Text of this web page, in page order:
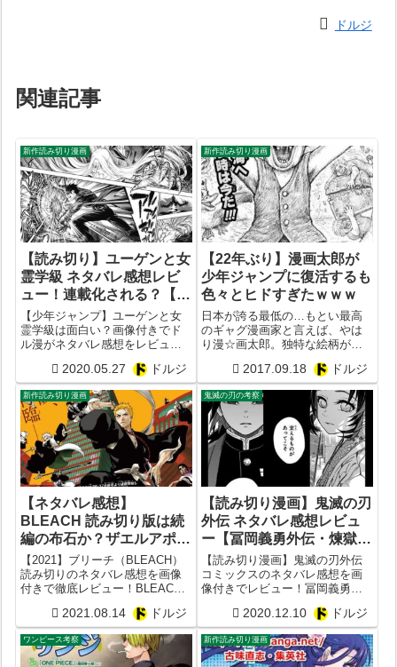
ドルジ
関連記事
新作読み切り漫画
【読み切り】ユーゲンと女
霊学級 ネタバレ感想レビ
ュー！連載化される？【画
像あり】【附田祐斗 佐伯
俊コンビ】
【少年ジャンプ】ユーゲンと女
霊学級は面白い？画像付きでド
ル漫がネタバレ感想をレビュー
は連載化される？
2020.05.27 ドルジ
新作読み切り漫画
【22年ぶり】漫画太郎が
少年ジャンプに復活するも
色々とヒドすぎたｗｗｗ
日本が誇る最低の…もとい最高
のギャグ漫画家と言えば、やは
り漫☆画太郎。独特な絵柄が特
同一人物に見えてしまうという
才能の持ち主。【マンガネタ】
漫☆画太郎が描いたマキバオー
がヒドいｗも参照。いずれおす
すめギャグ漫画ラ...
2017.09.18 ドルジ
新作読み切り漫画
【ネタバレ感想】
BLEACH 読み切り版は続
編の布石か？ザエルアポロ
とは誰？魂葬例祭とは？黒
崎かずい（一勇）は獄頤鳴
鳴編の主役？【ブリーチ
20周年】【2021】
【2021】ブリーチ（BLEACH）
読み切りのネタバレ感想を画像
付きで徹底レビュー！BLEACH
は誰？魂葬例祭とは？黒崎かず
い（一勇）が次の獄頤鳴鳴編の
主役と確定？
2021.08.14 ドルジ
鬼滅の刃の考察
【読み切り漫画】鬼滅の刃
外伝 ネタバレ感想レビュ
ー【冨岡義勇外伝・煉獄杏
寿郎外伝・きめつのあい
ま】【平野稜二】
【読み切り漫画】鬼滅の刃外伝
コミックスのネタバレ感想を画
像付きでレビュー！冨岡義勇と
寿郎と甘露寺蜜璃の過去も丸わ
かり？平野稜二は本家鬼滅の刃
と比べるとどう？【内容あらす
じ】
2020.12.10 ドルジ
ワンピース考察 新作読み切り漫画